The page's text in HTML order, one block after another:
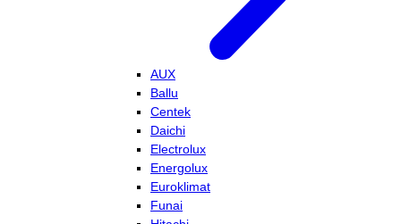
AUX
Ballu
Centek
Daichi
Electrolux
Energolux
Euroklimat
Funai